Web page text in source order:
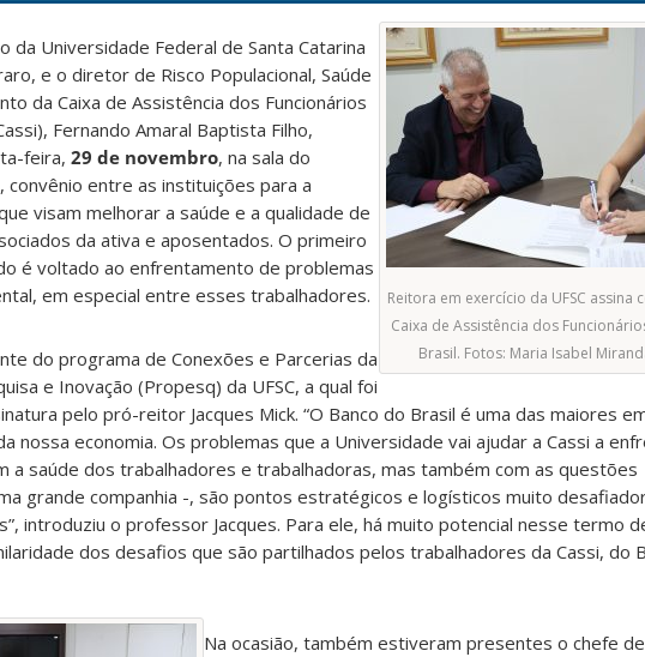
Reitora em exercício da UFSC assina
Caixa de Assistência dos
Brasil. Fotos: Maria Isabel
da Universidade Federal de Santa Catarina
e o diretor de Risco Populacional, Saúde
da Caixa de Assistência dos Funcionários
Fernando Amaral Baptista Filho,
feira, 29 de novembro, na sala do
convênio entre as instituições para a
visam melhorar a saúde e a qualidade de
da ativa e aposentados. O primeiro
é voltado ao enfrentamento de problemas
em especial entre esses trabalhadores.
do programa de Conexões e Parcerias da
e Inovação (Propesq) da UFSC, a qual foi
pelo pró-reitor Jacques Mick. “O Banco do Brasil é uma das maiores
nossa economia. Os problemas que a Universidade vai ajudar a Cassi a
a saúde dos trabalhadores e trabalhadoras, mas também com as questões
grande companhia -, são pontos estratégicos e logísticos muito
introduziu o professor Jacques. Para ele, há muito potencial nesse termo
dos desafios que são partilhados pelos trabalhadores da Cassi, do
Na ocasião, também estiveram presentes o chefe